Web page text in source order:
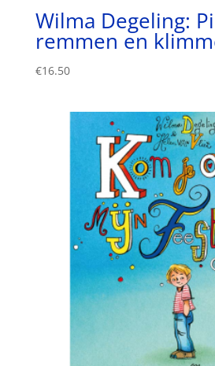
Wilma Degeling:
remmen en
€16.50